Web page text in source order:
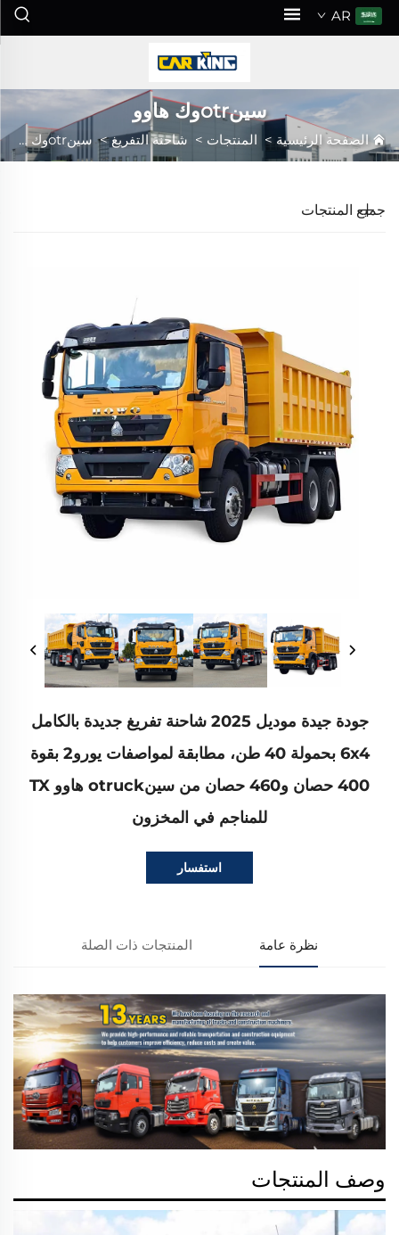
AR
سينotrوك هاوو
الصفحة الرئيسية > المنتجات > شاحنة التفريغ> سينotrوك هاوو
جميع المنتجات
جودة جيدة موديل 2025 شاحنة تفريغ جديدة بالكامل
6x4 بحمولة 40 طن، مطابقة لمواصفات يورو2 بقوة
400 حصان و460 حصان من سينotruck هاوو TX
للمناجم في المخزون
استفسار
نظرة عامة المنتجات ذات الصلة
وصف المنتجات